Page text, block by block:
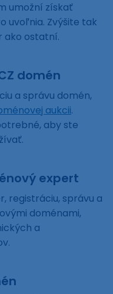
umožní získať
uvoľnia. Zvýšite tak
ako ostatní.
domén
a správu domén,
aukcii.
aby ste
expert
registráciu, správu a
doménami,
a